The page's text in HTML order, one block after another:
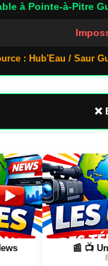
à Pointe-à-Pitre
: Hub'Eau / Saur
❌
Page
📰 📺 Une